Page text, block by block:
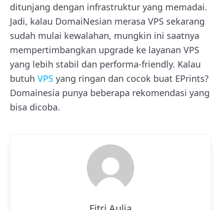
ditunjang dengan infrastruktur yang memadai.
Jadi, kalau DomaiNesian merasa VPS sekarang
sudah mulai kewalahan, mungkin ini saatnya
mempertimbangkan upgrade ke layanan VPS
yang lebih stabil dan performa-friendly. Kalau
butuh VPS yang ringan dan cocok buat EPrints?
Domainesia punya beberapa rekomendasi yang
bisa dicoba.